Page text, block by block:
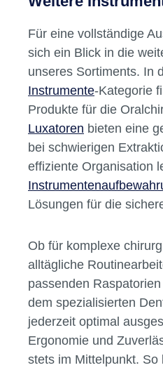
Für eine vollständige
sich ein Blick in die
unseres Sortiments. In
Instrumente-Kategorie
Produkte für die
Luxatoren bieten eine
bei schwierigen
effiziente Organisation
Lösungen für die
Ob für komplexe
alltägliche
passenden
dem spezialisierten
jederzeit optimal
Ergonomie und
stets im Mittelpunkt. So